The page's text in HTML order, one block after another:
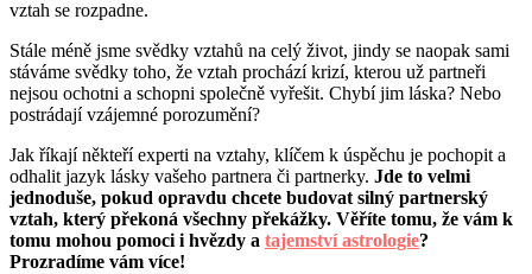
vztah se rozpadne.
Stále méně jsme svědky vztahů na celý život, jindy se naopak sami
stáváme svědky toho, že vztah prochází krizí, kterou už partneři
nejsou ochotni a schopni společně vyřešit. Chybí jim láska? Nebo
postrádají vzájemné porozumění?
Jak říkají někteří experti na vztahy, klíčem k úspěchu je pochopit a
odhalit jazyk lásky vašeho partnera či partnerky. Jde to velmi
jednoduše, pokud opravdu chcete budovat silný partnerský
vztah, který překoná všechny překážky. Věříte tomu, že vám k
tomu mohou pomoci i hvězdy a tajemství astrologie?
Prozradíme vám více!